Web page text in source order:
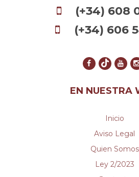
(+34) 608
(+34) 606
EN NUESTRA
Inicio
Aviso Legal
Quien Somos
Ley 2/2023